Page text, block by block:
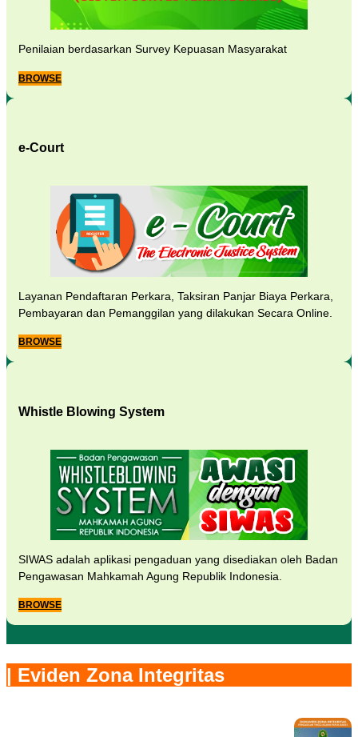
Penilaian berdasarkan Survey Kepuasan Masyarakat
BROWSE
e-Court
Layanan Pendaftaran Perkara, Taksiran Panjar Biaya Perkara,
Pembayaran dan Pemanggilan yang dilakukan Secara Online.
BROWSE
Whistle Blowing System
SIWAS adalah aplikasi pengaduan yang disediakan oleh Badan
Pengawasan Mahkamah Agung Republik Indonesia.
BROWSE
| Eviden Zona Integritas